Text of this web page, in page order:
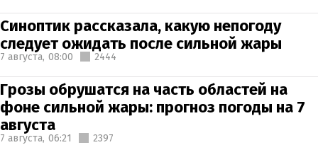
Синоптик рассказала, какую непогоду
следует ожидать после сильной жары
7 августа, 08:00 2444
Грозы обрушатся на часть областей на
фоне сильной жары: прогноз погоды на 7
августа
7 августа, 06:21 2397